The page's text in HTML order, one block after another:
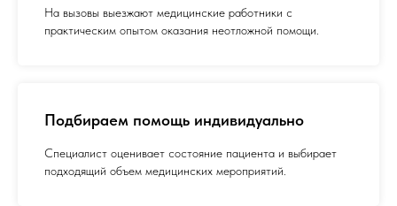
На вызовы выезжают медицинские работники с
практическим опытом оказания неотложной помощи.
Подбираем помощь индивидуально
Специалист оценивает состояние пациента и выбирает
подходящий объем медицинских мероприятий.